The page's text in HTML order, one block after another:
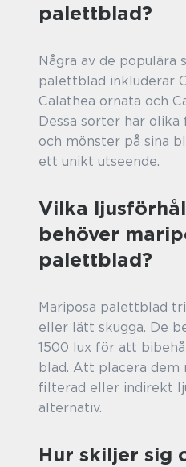
palettblad?
Några av de populära
palettblad inkluderar
Calathea ornata och
Dessa sorter har
och mönster på sina
ett unikt utseende.
Vilka
behöver
palettblad?
Mariposa palettblad
eller lätt skugga. De
1500 lux för att
blad. Att placera dem
filterad eller indirekt
alternativ.
Hur skiljer sig